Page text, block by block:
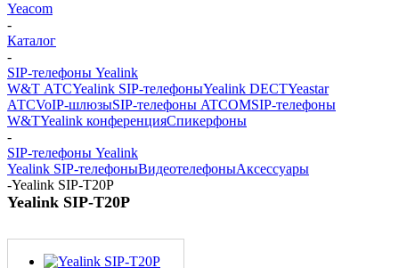
Yeacom
-
Каталог
-
SIP-телефоны Yealink
W&T АТСYealink SIP-телефоныYealink DECTYeastar
АТСVoIP-шлюзыSIP-телефоны ATCOMSIP-телефоны
W&TYealink конференцияСпикерфоны
-
SIP-телефоны Yealink
Yealink SIP-телефоныВидеотелефоныАксессуары
-Yealink SIP-T20P
Yealink SIP-T20P